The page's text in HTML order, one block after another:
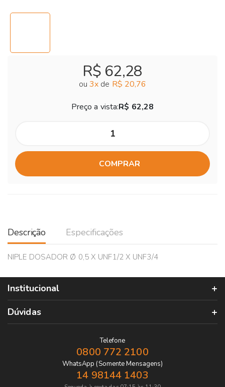
R$ 62,28
ou 3x de R$ 20,76
Preço a vista:R$ 62,28
COMPRAR
Descrição Especificações
NIPLE DOSADOR Ø 0,5 X UNF1/2 X UNF3/4
Institucional
Dúvidas
Telefone
0800 772 2100
WhatsApp (Somente Mensagens)
14 98144 1403